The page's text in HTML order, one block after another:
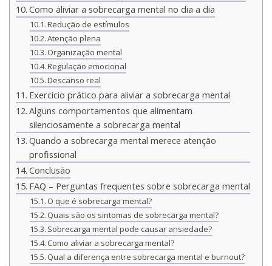
Como aliviar a sobrecarga mental no dia a dia
Redução de estímulos
Atenção plena
Organização mental
Regulação emocional
Descanso real
Exercício prático para aliviar a sobrecarga mental
Alguns comportamentos que alimentam
silenciosamente a sobrecarga mental
Quando a sobrecarga mental merece atenção
profissional
Conclusão
FAQ – Perguntas frequentes sobre sobrecarga mental
O que é sobrecarga mental?
Quais são os sintomas de sobrecarga mental?
Sobrecarga mental pode causar ansiedade?
Como aliviar a sobrecarga mental?
Qual a diferença entre sobrecarga mental e burnout?